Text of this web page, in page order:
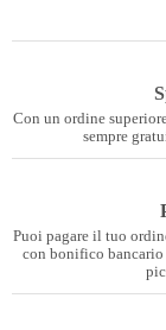
Con un ordine
sempre
Puoi pagare il tuo
con bonifico bancario